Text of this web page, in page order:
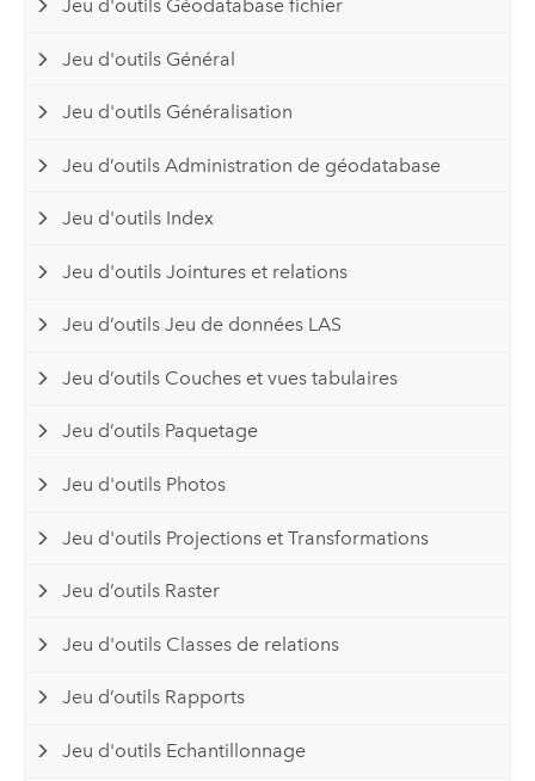
Jeu d'outils Géodatabase fichier
Jeu d'outils Général
Jeu d'outils Généralisation
Jeu d’outils Administration de géodatabase
Jeu d'outils Index
Jeu d'outils Jointures et relations
Jeu d’outils Jeu de données LAS
Jeu d’outils Couches et vues tabulaires
Jeu d’outils Paquetage
Jeu d'outils Photos
Jeu d'outils Projections et Transformations
Jeu d’outils Raster
Jeu d'outils Classes de relations
Jeu d’outils Rapports
Jeu d'outils Echantillonnage